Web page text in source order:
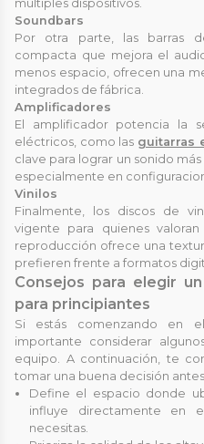
múltiples dispositivos.
Soundbars
Por otra parte, las barras
compacta que mejora el
menos espacio, ofrecen una
integrados de fábrica.
Amplificadores
El amplificador potencia la
eléctricos, como las guitarras
clave para lograr un sonido
especialmente en
Vinilos
Finalmente, los discos de
vigente para quienes
reproducción ofrece una
prefieren frente a formatos
Consejos para elegir
para principiantes
Si estás comenzando en
importante considerar
equipo. A continuación, te
tomar una buena decisión
Define el espacio donde
influye directamente en
necesitas.